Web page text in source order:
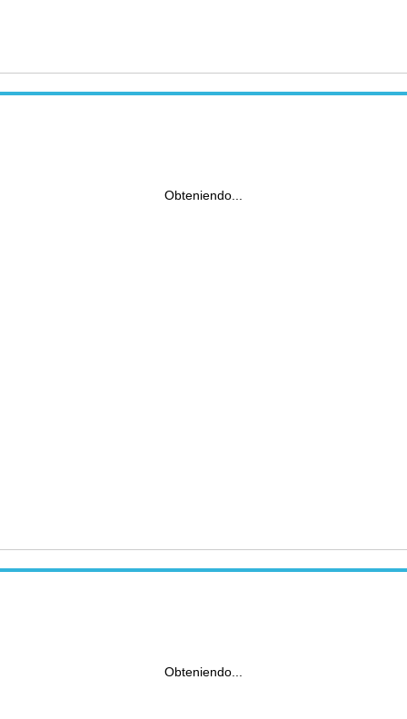
Obteniendo...
Obteniendo...